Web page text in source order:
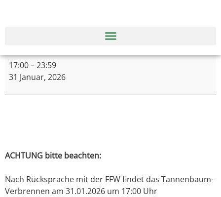
17:00–23:59
31 Januar, 2026
ACHTUNG bitte beachten:
Nach Rücksprache mit der FFW findet das Tannenbaum-
Verbrennen am 31.01.2026 um 17:00 Uhr